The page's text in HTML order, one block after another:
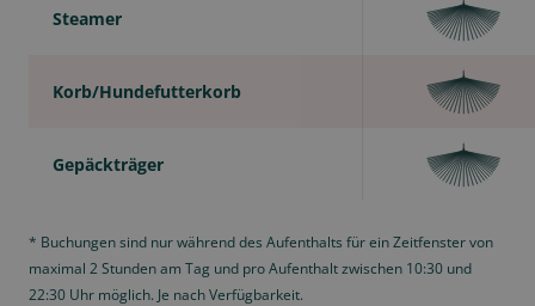
Steamer
Korb/Hundefutterkorb
Gepäckträger
* Buchungen sind nur während des Aufenthalts für ein Zeitfenster von
maximal 2 Stunden am Tag und pro Aufenthalt zwischen 10:30 und
22:30 Uhr möglich. Je nach Verfügbarkeit.